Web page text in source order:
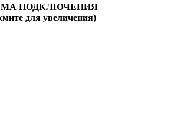
ПОДКЛЮЧЕНИЯ
для увеличения)